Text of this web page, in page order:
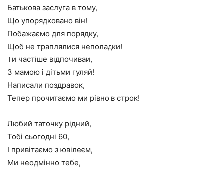
Батькова заслуга в тому,
Що упорядковано він!
Побажаємо для порядку,
Щоб не траплялися неполадки!
Ти частіше відпочивай,
З мамою і дітьми гуляй!
Написали поздравок,
Тепер прочитаємо ми рівно в строк!
Любий таточку рідний,
Тобі сьогодні 60,
І привітаємо з ювілеєм,
Ми неодмінно тебе,